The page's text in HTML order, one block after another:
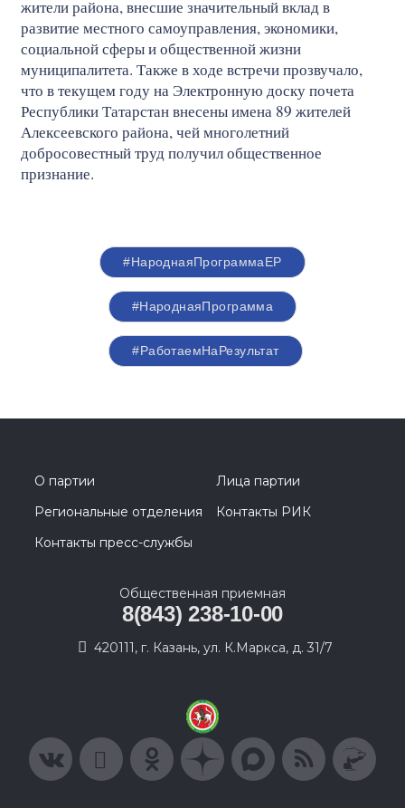
жители района, внесшие значительный вклад в
развитие местного самоуправления, экономики,
социальной сферы и общественной жизни
муниципалитета. Также в ходе встречи прозвучало,
что в текущем году на Электронную доску почета
Республики Татарстан внесены имена 89 жителей
Алексеевского района, чей многолетний
добросовестный труд получил общественное
признание.
#НароднаяПрограммаЕР
#НароднаяПрограмма
#РаботаемНаРезультат
О партии
Лица партии
Региональные отделения
Контакты РИК
Контакты пресс-службы
Общественная приемная
8(843) 238-10-00
420111, г. Казань, ул. К.Маркса, д. 31/7